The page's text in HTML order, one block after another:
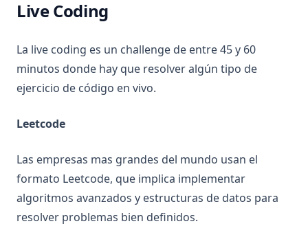
Live Coding
La live coding es un challenge de entre 45 y 60
minutos donde hay que resolver algún tipo de
ejercicio de código en vivo.
Leetcode
Las empresas mas grandes del mundo usan el
formato Leetcode, que implica implementar
algoritmos avanzados y estructuras de datos para
resolver problemas bien definidos.